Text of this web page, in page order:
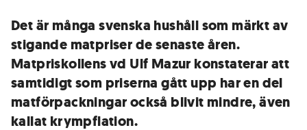
Det är många svenska hushåll som märkt av
stigande matpriser de senaste åren.
Matpriskollens vd Ulf Mazur konstaterar att
samtidigt som priserna gått upp har en del
matförpackningar också blivit mindre, även
kallat krympflation.